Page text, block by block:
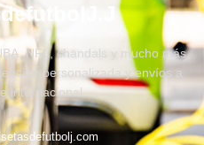
NFL, chandals y mucho más
personalizada y envíos a
internacional.